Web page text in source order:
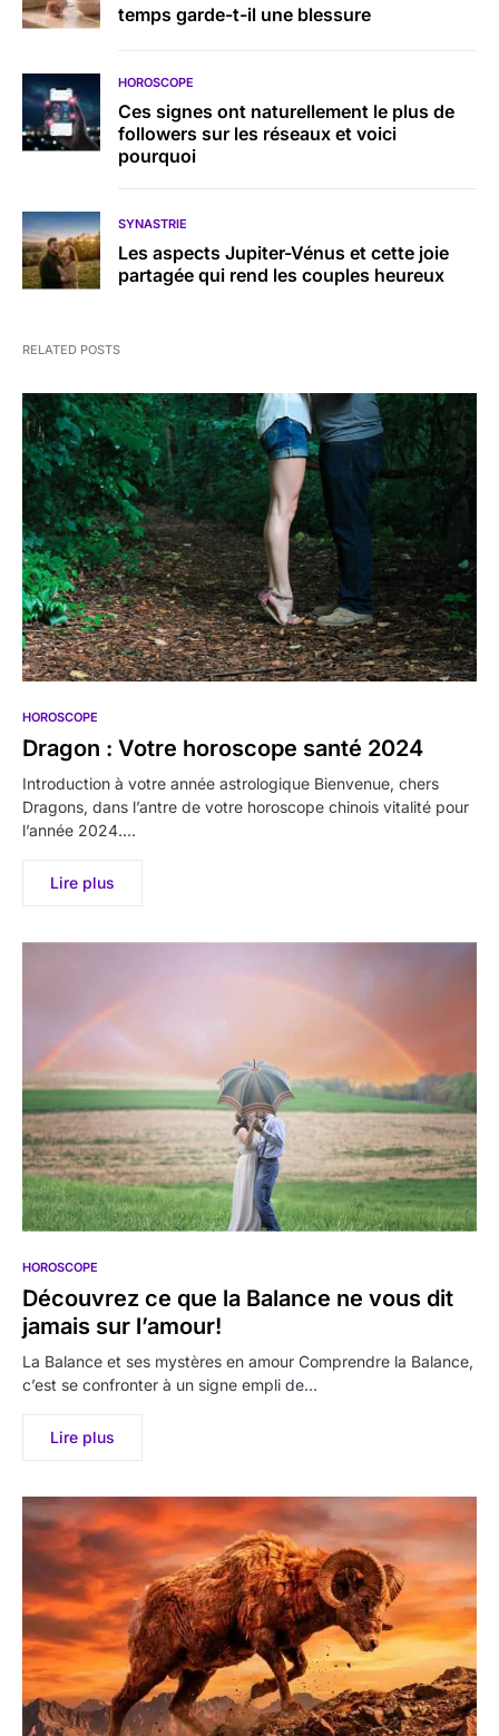
temps garde-t-il une blessure
HOROSCOPE
Ces signes ont naturellement le plus de
followers sur les réseaux et voici
pourquoi
SYNASTRIE
Les aspects Jupiter-Vénus et cette joie
partagée qui rend les couples heureux
RELATED POSTS
HOROSCOPE
Dragon : Votre horoscope santé 2024
Introduction à votre année astrologique Bienvenue, chers
Dragons, dans l’antre de votre horoscope chinois vitalité pour
l’année 2024.…
Lire plus
HOROSCOPE
Découvrez ce que la Balance ne vous dit
jamais sur l’amour!
La Balance et ses mystères en amour Comprendre la Balance,
c’est se confronter à un signe empli de…
Lire plus